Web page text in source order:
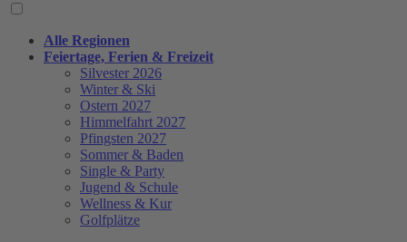
Alle Regionen
Feiertage, Ferien & Freizeit
Silvester 2026
Winter & Ski
Ostern 2027
Himmelfahrt 2027
Pfingsten 2027
Sommer & Baden
Single & Party
Jugend & Schule
Wellness & Kur
Golfplätze